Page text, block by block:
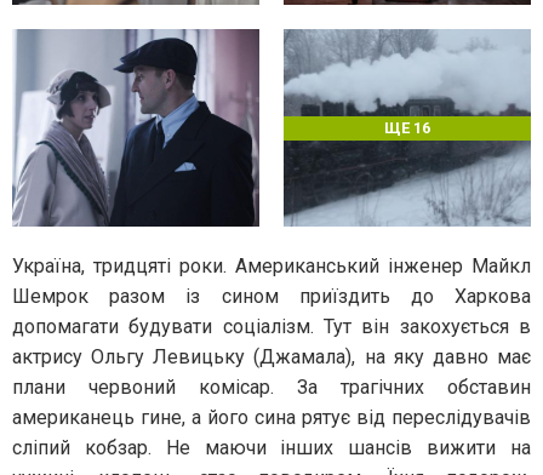
ЩЕ 16
Україна, тридцяті роки. Американський інженер Майкл
Шемрок разом із сином приїздить до Харкова
допомагати будувати соціалізм. Тут він закохується в
актрису Ольгу Левицьку (Джамала), на яку давно має
плани червоний комісар. За трагічних обставин
американець гине, а його сина рятує від переслідувачів
сліпий кобзар. Не маючи інших шансів вижити на